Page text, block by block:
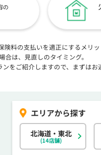
の
料の支払いを適正にするメリッ
は、見直しのタイミング。
をご紹介しますので、まずはお
北海道・東北
(14店舗)